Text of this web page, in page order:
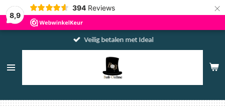
8,9
394 Reviews ×
Veilig betalen met Ideal